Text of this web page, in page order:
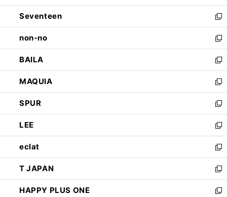
開
く
ウ
で
開
く
ン
ド
ウ
で
開
く
Seventeen
新
し
い
ウ
ィ
ン
ド
ウ
で
開
く
non-no
新
し
い
ウ
ィ
ン
ド
ウ
で
開
く
BAILA
新
し
い
ウ
ィ
ン
ド
ウ
で
開
く
MAQUIA
新
し
い
ウ
ィ
ン
ド
ウ
で
開
く
SPUR
新
し
い
ウ
ィ
ン
ド
ウ
で
LEE
新
し
い
ウ
ィ
ン
ド
eclat
新
し
い
ウ
ィ
T JAPAN
新
し
い
HAPPY PLUS ONE
新